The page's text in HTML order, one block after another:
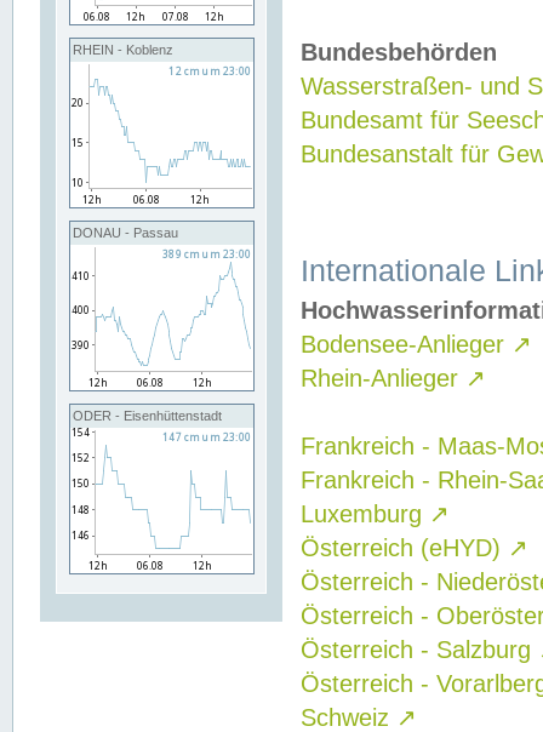
RHEIN - Koblenz
DONAU - Passau
ODER - Eisenhüttenstadt
Bundesbehörden
Wasserstraßen- und
Bundesamt für
Bundesanstalt für
Internationale
Bodensee-Anlieger ↗
Rhein-Anlieger ↗
Frankreich - Maas-
Frankreich - Rhein-
Luxemburg ↗
Österreich (eHYD) ↗
Österreich -
Österreich -
Österreich - Salzburg
Österreich -
Schweiz ↗